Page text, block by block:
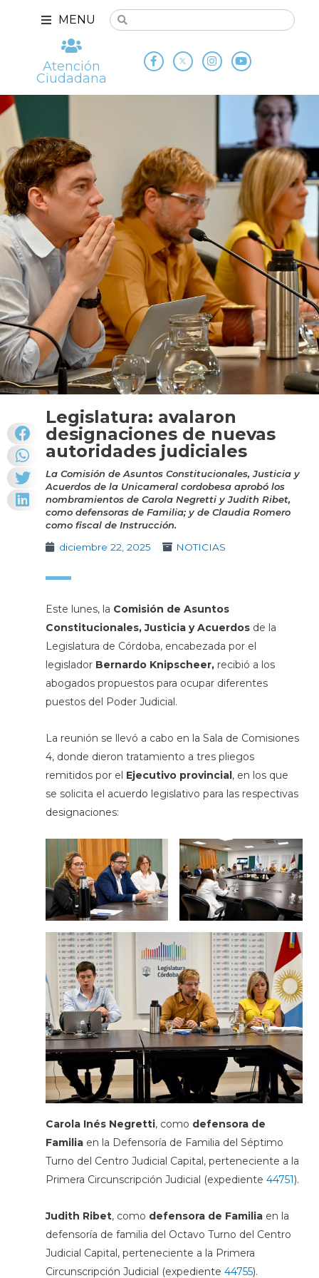
MENU
Atención
Ciudadana
Legislatura: avalaron
designaciones de nuevas
autoridades judiciales
La Comisión de Asuntos Constitucionales, Justicia y
Acuerdos de la Unicameral cordobesa aprobó los
nombramientos de Carola Negretti y Judith Ribet,
como defensoras de Familia; y de Claudia Romero
como fiscal de Instrucción.
diciembre 22, 2025
NOTICIAS
Este lunes, la Comisión de Asuntos
Constitucionales, Justicia y Acuerdosde la
Legislatura de Córdoba, encabezada por el
legislador Bernardo Knipscheer, recibió a los
abogados propuestos para ocupar diferentes
puestos del Poder Judicial.
La reunión se llevó a cabo en la Sala de Comisiones
4, donde dieron tratamiento a tres pliegos
remitidos por el Ejecutivo provincial, en los que
se solicita el acuerdo legislativo para las respectivas
designaciones:
Carola Inés Negretti, como defensora de
Familiaen la Defensoría de Familia del Séptimo
Turno del Centro Judicial Capital, perteneciente a la
Primera Circunscripción Judicial (expediente 44751).
Judith Ribet, como defensora de Familiaen la
defensoría de familia del Octavo Turno del Centro
Judicial Capital, perteneciente a la Primera
Circunscripción Judicial (expediente 44755).